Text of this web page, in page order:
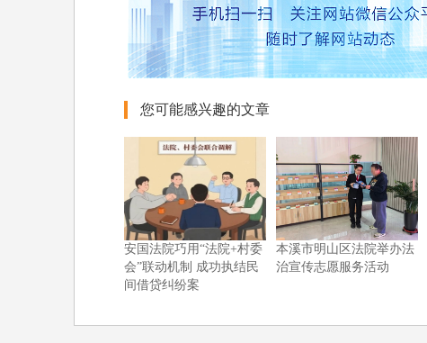
您可能感兴趣的文章
安国法院巧用“法院+村委
会”联动机制 成功执结民
间借贷纠纷案
本溪市明山区法院举办法
治宣传志愿服务活动